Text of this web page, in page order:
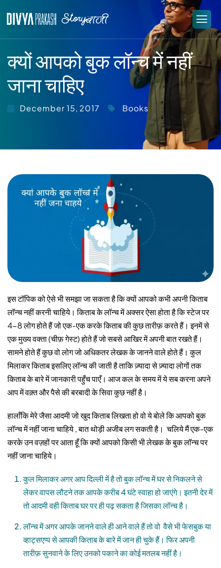
क्यों आपको बुक लॉन्च में नहीं
जाना चाहिए
December 15, 2017 Books
इस टॉपिक को ऐसे भी समझा जा सकता है कि क्यों आपको कभी अपनी किताब
लॉन्च नहीं करनी चाहिये। किताब के लॉन्च में अक्सर ऐसा होता है कि स्टेज पर
4-8 लोग होते हैं जो एक-एक करके किताब की कुछ तारीफ़ करते हैं। इनमें से
एक मुख्य वक्ता (चीफ़ गेस्ट) होते हैं जो सबसे आखिर में अपनी बात रखते हैं।
सामने होते हैं कुछ वो लोग जो अधिकतर लेखक के जानने वाले होते हैं। कुल
मिलाकर किताब इसलिए लॉन्च की जाती है ताकि ज़्यादा से ज़्यादा लोगों तक
किताब के बारे में जानकारी पहुँच पाएँ। आज कल के समय में ये सब करना अपने
आप में वक़्त और पैसे की बरबादी के सिवा कुछ नहीं है।
हालाँकि मेरे जैसा आदमी जो खुद किताब लिखता हो वो ये बोले कि आपको बुक
लॉन्च में नहीं जाना चाहिये , बात थोड़ी अजीब लग सकती है। चलिये मैं एक-एक
करके उन वज़हों पर आता हूँ कि क्यों आपको किसी भी लेखक के बुक लॉन्च पर
नहीं जाना चाहिये।
कुल मिलाकर अगर आप दिल्ली में है तो बुक लॉन्च में घर से निकलने से
लेकर वापस लौटने तक आपके करीब 4 घंटे स्वाहा हो जाएंगे। इतनी देर में
तो आदमी वही किताब घर पर ही पढ़ सकता है जिसका लॉन्च है।
लॉन्च में अगर आपके जानने वाले ही आने वाले हैं तो वो वैसे भी फेसबुक या
व्हाट्सएप्प से आपकी किताब के बारे में जान ही चुके हैं। फिर अपनी
तारीफ़ सुनवाने के लिए उनको पकाने का कोई मतलब नहीं है।